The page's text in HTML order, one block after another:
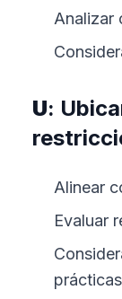
Analizar
U:
Alinear
Evaluar
prácticas